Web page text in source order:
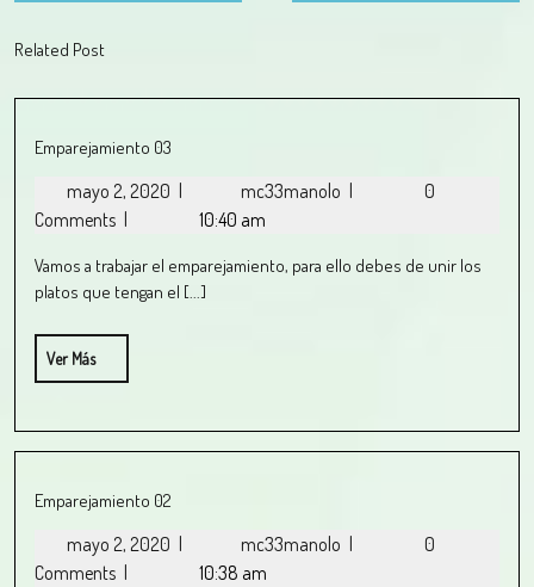
Related Post
Emparejamiento 03
mayo 2, 2020 mc33manolo
0
Comments
10:40 am
Vamos a trabajar el emparejamiento, para ello debes de unir los
platos que tengan el [...]
Ver Más
Emparejamiento 02
mayo 2, 2020 mc33manolo
0
Comments
10:38 am